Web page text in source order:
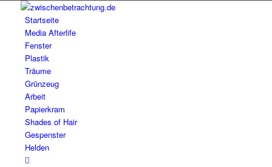
Startseite
Media Afterlife
Fenster
Plastik
Träume
Grünzeug
Arbeit
Papierkram
Shades of Hair
Gespenster
Helden